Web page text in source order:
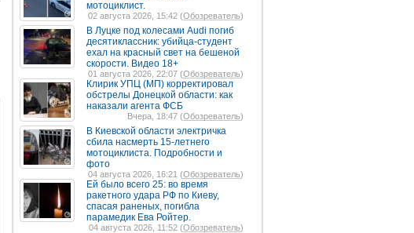
мотоциклист.
02 августа 2026, 15:42 (Обозреватель)
В Луцке под колесами Audi погиб
десятиклассник: убийца-студент
ехал на красный свет на бешеной
скорости. Видео 18+
01 августа 2026, 22:07 (Обозреватель)
Клирик УПЦ (МП) корректировал
обстрелы Донецкой области: как
наказали агента ФСБ
Вчера, 18:47 (Обозреватель)
В Киевской области электричка
сбила насмерть 15-летнего
мотоциклиста. Подробности и
фото
04 августа 2026, 16:21 (Обозреватель)
Ей было всего 25: во время
ракетного удара РФ по Киеву,
спасая раненых, погибла
парамедик Ева Ройтер.
04 августа 2026, 11:52 (Обозреватель)